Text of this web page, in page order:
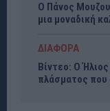
Ο Πάνος
μια μοναδική
ΔΙΑΦΟΡΑ
Βίντεο: Ο
πλάσματος που